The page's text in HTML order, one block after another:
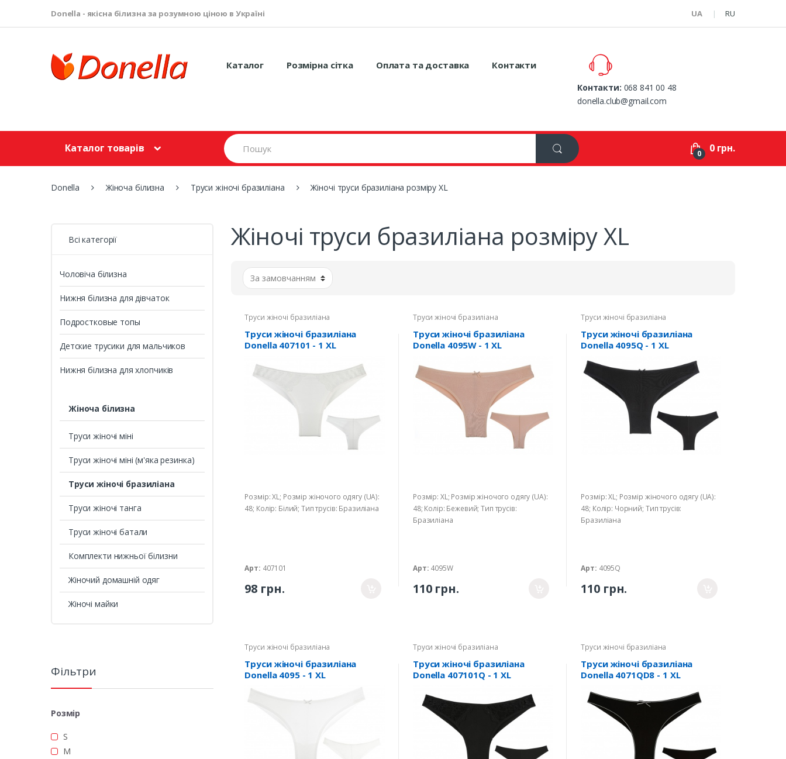
Donella - якісна білизна за розумною ціною в Україні UA RU
Каталог Розмірна сітка Оплата та доставка Контакти
Контакти: 068 841 00 48
donella.club@gmail.com
Каталог товарів
S
e
a
r
h
0 0 грн.
Donella Жіноча білизна Труси жіночі бразиліана Жіночі труси бразиліана розміру XL
Жіночі труси бразиліана розміру XL
Труси жіночі бразиліана
Труси жіночі бразиліана
Donella 407101 - 1 XL
Розмір: XL; Розмір жіночого одягу (UA):
48; Колір: Білий; Тип трусів: Бразиліана
Арт: 407101
98 грн.
Труси жіночі бразиліана
Труси жіночі бразиліана
Donella 4095W - 1 XL
Розмір: XL; Розмір жіночого одягу (UA):
48; Колір: Бежевий; Тип трусів:
Бразиліана
Арт: 4095W
110 грн.
Труси жіночі бразиліана
Труси жіночі бразиліана
Donella 4095Q - 1 XL
Розмір: XL; Розмір жіночого одягу (UA):
48; Колір: Чорний; Тип трусів:
Бразиліана
Арт: 4095Q
110 грн.
Труси жіночі бразиліана
Труси жіночі бразиліана
Donella 4095 - 1 XL
Труси жіночі бразиліана
Труси жіночі бразиліана
Donella 407101Q - 1 XL
Труси жіночі бразиліана
Труси жіночі бразиліана
Donella 4071QD8 - 1 XL
Всі категорії
Чоловіча білизна
Нижня білизна для дівчаток
Подростковые топы
Детские трусики для мальчиков
Нижня білизна для хлопчиків
Жіноча білизна
Труси жіночі міні
Труси жіночі міні (м'яка резинка)
Труси жіночі бразиліана
Труси жіночі танга
Труси жіночі батали
Комплекти нижньої білизни
Жіночий домашній одяг
Жіночі майки
Фільтри
Розмір
S
M